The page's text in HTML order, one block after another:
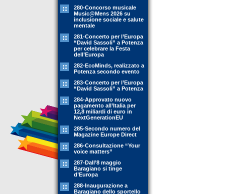
280-Concorso musicale
Music@Mens 2026 su
inclusione sociale e salute
mentale
281-Concerto per l’Europa
“David Sassoli” a Potenza
per celebrare la Festa
dell’Europa
282-EcoMinds, realizzato a
Potenza secondo evento
283-Concerto per l’Europa
“David Sassoli” a Potenza
284-Approvato nuovo
pagamento all’Italia per
12,8 miliardi di euro in
NextGenerationEU
285-Secondo numero del
Magazine Europe Direct
286-Consultazione “Your
voice matters”
287-Dall’8 maggio
Baragiano si tinge
d’Europa
288-Inaugurazione a
Baragiano dello sportello